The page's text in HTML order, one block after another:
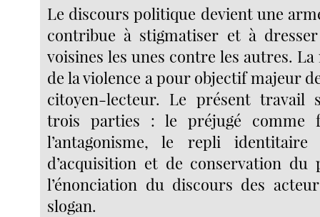
Le discours politique devient une
contribue à stigmatiser et à
voisines les unes contre les autres.
de la violence a pour objectif majeur
citoyen-lecteur. Le présent travail
trois parties : le préjugé comme
l’antagonisme, le repli identitaire
d’acquisition et de conservation
l’énonciation du discours des
slogan.